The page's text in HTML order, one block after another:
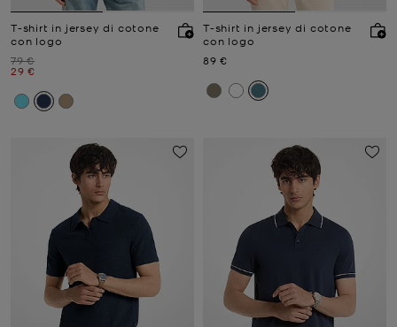
T-shirt in jersey di cotone
con logo
Prezzo iniziale
79 €
Prezzo attuale
29 €
T-shirt in jersey di cotone
con logo
Prezzo attuale
89 €